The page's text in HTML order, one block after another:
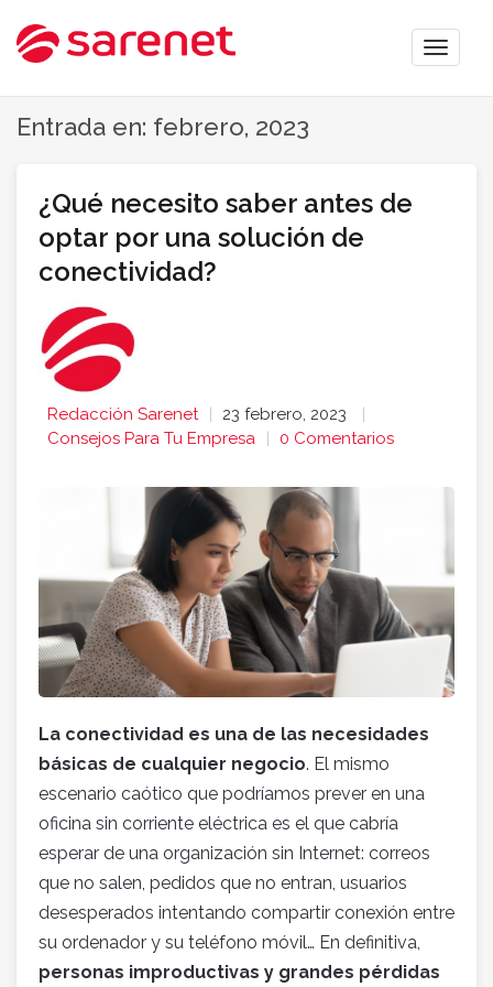
Toggle
Entrada en: febrero, 2023
¿Qué necesito saber antes de
optar por una solución de
conectividad?
Redacción Sarenet
23 febrero, 2023
Consejos Para Tu Empresa
0 Comentarios
La conectividad es una de las necesidades
básicas de cualquier negocio. El mismo
escenario caótico que podríamos prever en una
oficina sin corriente eléctrica es el que cabría
esperar de una organización sin Internet: correos
que no salen, pedidos que no entran, usuarios
desesperados intentando compartir conexión entre
su ordenador y su teléfono móvil… En definitiva,
personas improductivas y grandes pérdidas